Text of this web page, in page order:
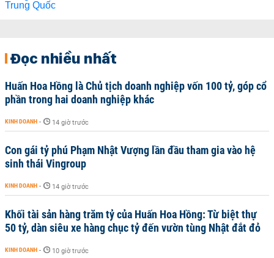
Đọc nhiều nhất
Huấn Hoa Hồng là Chủ tịch doanh nghiệp vốn 100 tỷ, góp cổ
phần trong hai doanh nghiệp khác
KINH DOANH - 14 giờ trước
Con gái tỷ phú Phạm Nhật Vượng lần đầu tham gia vào hệ
sinh thái Vingroup
KINH DOANH - 14 giờ trước
Khối tài sản hàng trăm tỷ của Huấn Hoa Hồng: Từ biệt thự
50 tỷ, dàn siêu xe hàng chục tỷ đến vườn tùng Nhật đắt đỏ
KINH DOANH - 10 giờ trước